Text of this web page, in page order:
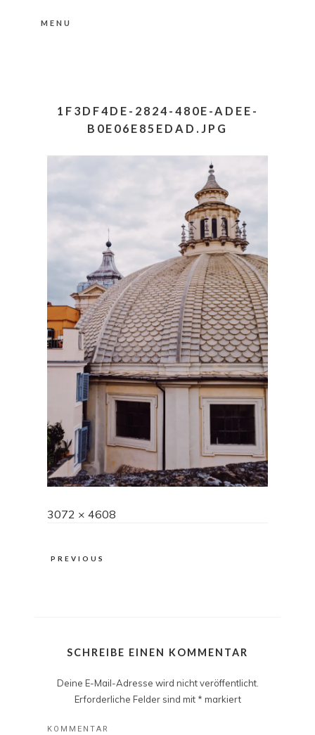
MENU
1F3DF4DE-2824-480E-ADEE-
B0E06E85EDAD.JPG
Full
3072 × 4608
PREVIOUS
SCHREIBE EINEN KOMMENTAR
Deine E-Mail-Adresse wird nicht veröffentlicht.
Erforderliche Felder sind mit * markiert
KOMMENTAR